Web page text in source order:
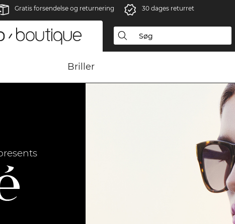
Gratis forsendelse og returnering 30 dages returret
Briller